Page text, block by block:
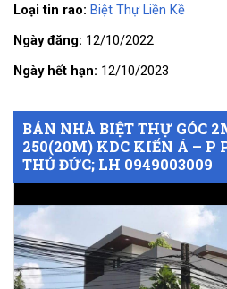
BÁN NHÀ BIỆT THỰ GÓC
250(20M) KDC KIẾN Á – P
THỦ ĐỨC; LH 0949003009
Loại tin rao: Biệt Thự Liền Kề
Ngày đăng: 12/10/2022
Ngày hết hạn: 12/10/2023